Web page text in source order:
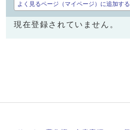
よく見るページ（マイページ）に追加する
現在登録されていません。